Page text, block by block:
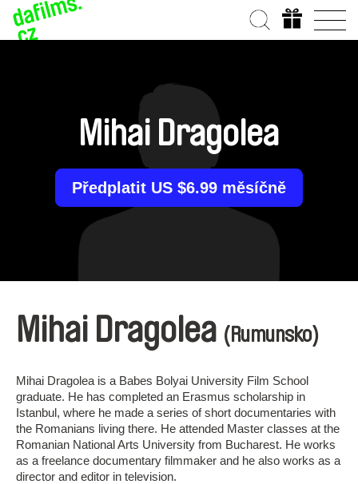
Mihai Dragolea
Předplatit US $6.99 měsíčně
Mihai Dragolea (Rumunsko)
Mihai Dragolea is a Babes Bolyai University Film School
graduate. He has completed an Erasmus scholarship in
Istanbul, where he made a series of short documentaries with
the Romanians living there. He attended Master classes at the
Romanian National Arts University from Bucharest. He works
as a freelance documentary filmmaker and he also works as a
director and editor in television.